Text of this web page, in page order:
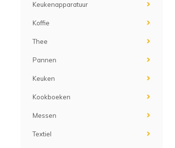
Keukenapparatuur
Koffie
Thee
Pannen
Keuken
Kookboeken
Messen
Textiel